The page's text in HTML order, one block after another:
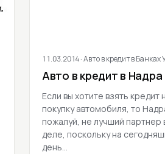
11.03.2014· Авто в кредит в Банках
Авто в кредит в Надра
Если вы хотите взять кредит
покупку автомобиля, то
пожалуй, не лучший партнер
деле, поскольку на
день…